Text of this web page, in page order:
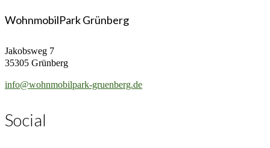
WohnmobilPark Grünberg
Jakobsweg 7
35305 Grünberg
info@wohnmobilpark-gruenberg.de
Social